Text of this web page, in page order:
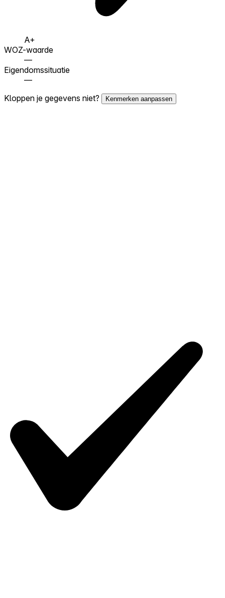
A+
WOZ-waarde
—
Eigendomssituatie
—
Kloppen je gegevens niet?
Kenmerken aanpassen